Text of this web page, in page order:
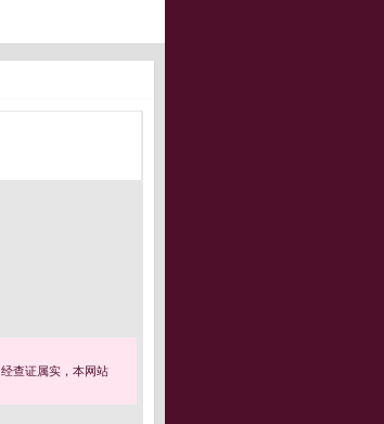
查证属实，本网站